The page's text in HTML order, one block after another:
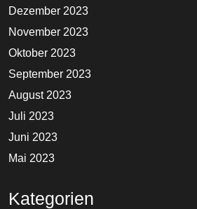
Dezember 2023
November 2023
Oktober 2023
September 2023
August 2023
Juli 2023
Juni 2023
Mai 2023
Kategorien